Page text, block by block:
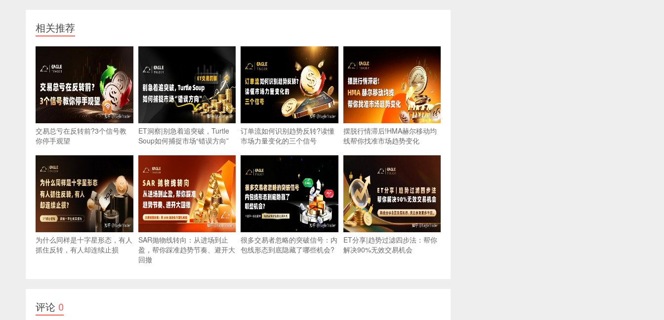
相关推荐
交易总亏在反转前?3个信号教
你停手观望
ET洞察|别急着追突破，Turtle
Soup如何捕捉市场“错误方向”
订单流如何识别趋势反转?读懂
市场力量变化的三个信号
摆脱行情滞后!HMA赫尔移动均
线帮你找准市场趋势变化
为什么同样是十字星形态，有人
抓住反转，有人却连续止损
SAR抛物线转向：从进场到止
盈，帮你踩准趋势节奏、避开大
回撤
很多交易者忽略的突破信号：内
包线形态到底隐藏了哪些机会?
ET分享|趋势过滤四步法：帮你
解决90%无效交易机会
评论 0